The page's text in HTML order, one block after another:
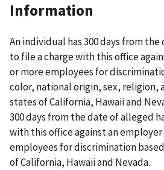
Information
An individual has 300 days from
to file a charge with this office
or more employees for
color, national origin, sex, religion,
states of California, Hawaii and
300 days from the date of alleged
with this office against an
employees for discrimination
of California, Hawaii and Nevada.